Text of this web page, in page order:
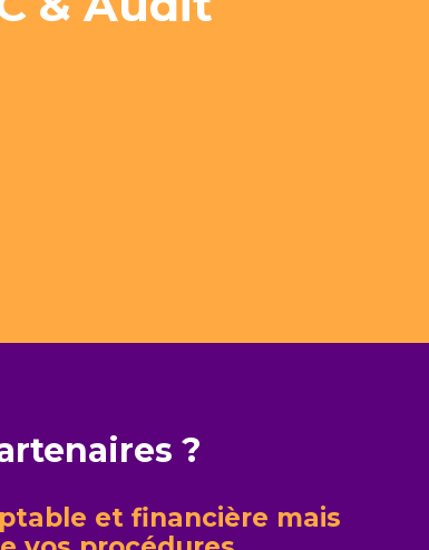
?
et financière mais